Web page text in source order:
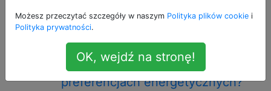
mocy przez komputery lub urządzenia.
Jakie jest ustawienie „wybudzanie
dostępu do sieci Wi-Fi” w
preferencjach energetycznych?
Możesz przeczytać szczegóły w naszym Polityka plików cookie i
Polityka prywatności.
OK, wejdź na stronę!